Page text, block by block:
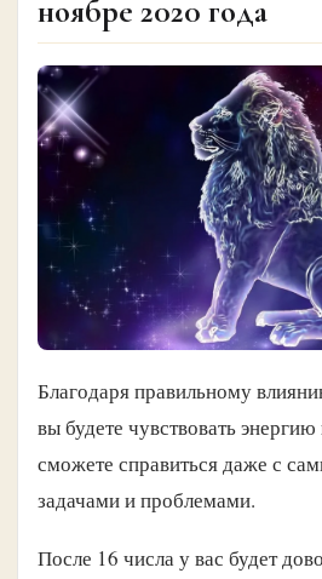
ноябре 2020 года
Благодаря правильному
вы будете чувствовать
сможете справиться даже с
задачами и проблемами.
После 16 числа у вас будет